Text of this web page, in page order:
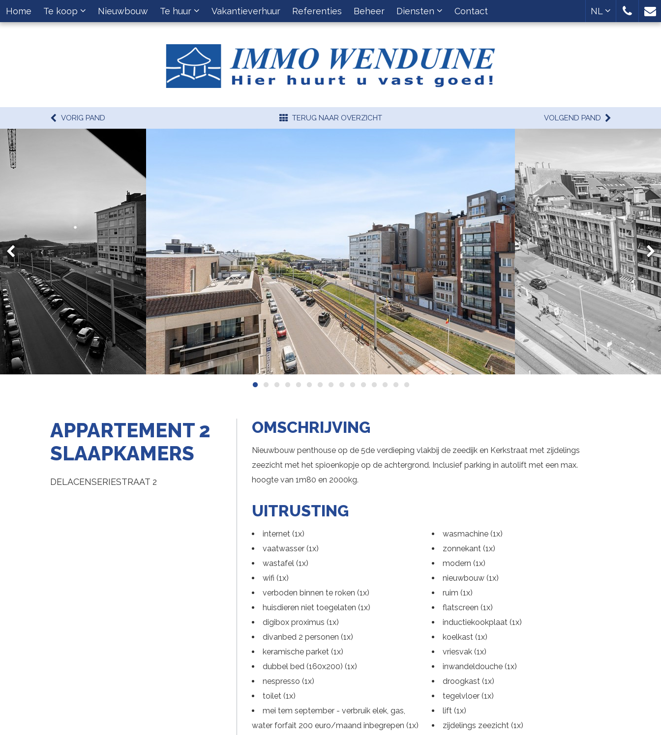
Home Te koop Nieuwbouw Te huur Vakantieverhuur Referenties Beheer Diensten Contact NL
VORIG PAND TERUG NAAR OVERZICHT VOLGEND PAND
APPARTEMENT 2
SLAAPKAMERS
DELACENSERIESTRAAT 2
OMSCHRIJVING
Nieuwbouw penthouse op de 5de verdieping vlakbij de zeedijk en Kerkstraat met zijdelings
zeezicht met het spioenkopje op de achtergrond. Inclusief parking in autolift met een max.
hoogte van 1m80 en 2000kg.
UITRUSTING
internet (1x)
vaatwasser (1x)
wastafel (1x)
wifi (1x)
verboden binnen te roken (1x)
huisdieren niet toegelaten (1x)
digibox proximus (1x)
divanbed 2 personen (1x)
keramische parket (1x)
dubbel bed (160x200) (1x)
nespresso (1x)
toilet (1x)
mei tem september - verbruik elek, gas,
water forfait 200 euro/maand inbegrepen (1x)
wasmachine (1x)
zonnekant (1x)
modern (1x)
nieuwbouw (1x)
ruim (1x)
flatscreen (1x)
inductiekookplaat (1x)
koelkast (1x)
vriesvak (1x)
inwandeldouche (1x)
droogkast (1x)
tegelvloer (1x)
lift (1x)
zijdelings zeezicht (1x)